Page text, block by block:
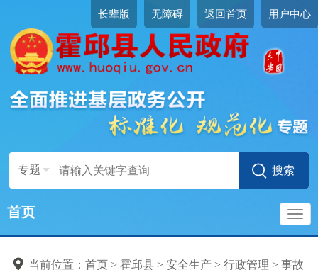
长辈版 无障碍 返回首页 用户中心
专题
首页
当前位置： 首页 > 霍邱县 > 安全生产 > 行政管理 > 事故